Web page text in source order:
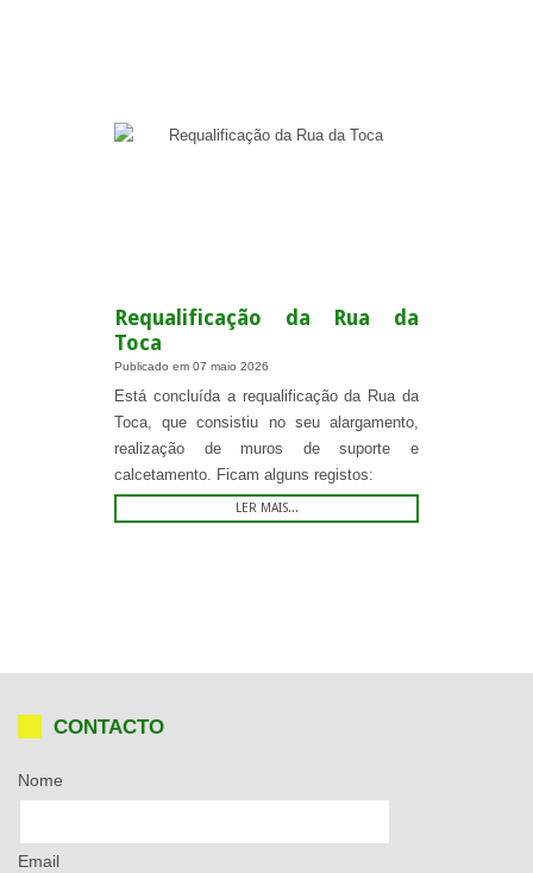
Requalificação da Rua da
Toca
Publicado em 07 maio 2026
Está concluída a requalificação da Rua da
Toca, que consistiu no seu alargamento,
realização de muros de suporte e
calcetamento. Ficam alguns registos:
LER MAIS...
CONTACTO
Nome
Email